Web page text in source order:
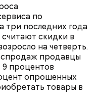
по
три последних года
скидки в
на четверть.
продавцы
процентов
опрошенных
товары в
средств, то
счета с
вклады,